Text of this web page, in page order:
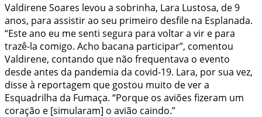
Valdirene Soares levou a sobrinha, Lara Lustosa, de 9
anos, para assistir ao seu primeiro desfile na Esplanada.
“Este ano eu me senti segura para voltar a vir e para
trazê-la comigo. Acho bacana participar”, comentou
Valdirene, contando que não frequentava o evento
desde antes da pandemia da covid-19. Lara, por sua vez,
disse à reportagem que gostou muito de ver a
Esquadrilha da Fumaça. “Porque os aviões fizeram um
coração e [simularam] o avião caindo.”